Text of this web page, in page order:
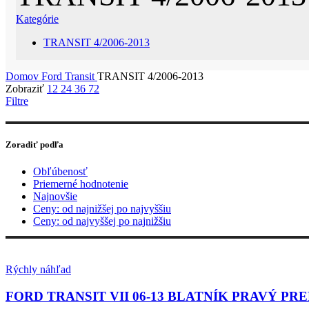
Kategórie
TRANSIT 4/2006-2013
Domov Ford Transit TRANSIT 4/2006-2013
Zobraziť 12 24 36 72
Filtre
Zoradiť podľa
Obľúbenosť
Priemerné hodnotenie
Najnovšie
Ceny: od najnižšej po najvyššiu
Ceny: od najvyššej po najnižšiu
Rýchly náhľad
FORD TRANSIT VII 06-13 BLATNÍK PRAVÝ